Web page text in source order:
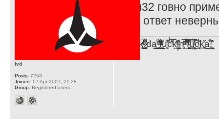
стм32 говно
что ответ
F̞͖̭̿̔ͯu̐̅cͬ̑ͩk̨̤̳͇̮̭̪̠̽̿̓̆ͭͩ ̷̩̰͎̩͓̘̾̀ͬ̊ͭ͛ͅda̝̺͙̬͎̝̾͟ ̰̜̝̯͉̯̖̓̎́ͨ̽ͫ͟f̟͇̭̀ͬͨͭ̐̚u̹̼̹̗̞͑̔͂͐̚cͭ̅̊̆̒̆ǩ̝̩̯́ͥ̔̍̑ḭ͓͍̳̬ͦ̽͂n͍͎͈̈̅ͩͬ ̊ͫ̂̾̑̈́f̲͚͉͓͗̋́ͧͦ̅ȗ͇̲̻͈̲̅̎͗͒ͭ͡c̬̟̠̹̯̈́ͩ͘ͅk̫̠̻̋͜a̲͒̾̇!͙͕̺͉̗̩̲̂̏̄̀
lvd
Posts: 7263
Joined: 07 Apr 2007, 21:28
Group: Registered users